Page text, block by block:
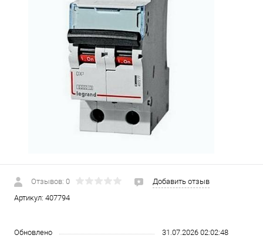
Отзывов: 0
Добавить отзыв
Артикул: 407794
Обновлено 31.07.2026 02:02:48